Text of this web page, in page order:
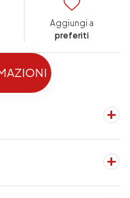
Aggiungi a
preferiti